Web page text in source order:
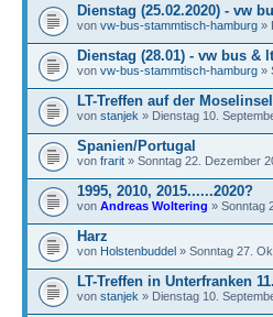
Dienstag (25.02.2020) - vw
von vw-bus-stammtisch-hamburg »
Dienstag (28.01) - vw bus &
von vw-bus-stammtisch-hamburg »
LT-Treffen auf der
von stanjek » Dienstag 10.
Spanien/Portugal
von frarit » Sonntag 22. Dezember
1995, 2010, 2015......2020?
von Andreas Woltering » Sonntag
Harz
von Holstenbuddel » Sonntag 27.
LT-Treffen in Unterfranken
von stanjek » Dienstag 10.